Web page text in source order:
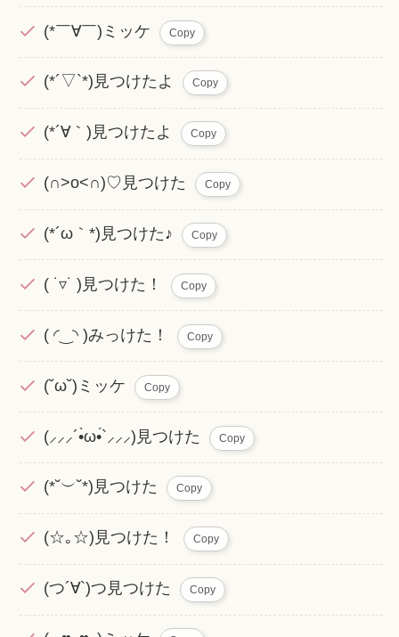
(*￣∀￣)ミッケ Copy
(*´▽`*)見つけたよ Copy
(*´∀｀)見つけたよ Copy
(∩˃o˂∩)♡見つけた Copy
(*´ω｀*)見つけた♪ Copy
( ˙▿˙ )見つけた！ Copy
( ◜‿◝ )みっけた！ Copy
(˘ω˘)ミッケ Copy
(⸝⸝⸝´•̀ω•́`⸝⸝⸝)見つけた Copy
(*˘︶˘*)見つけた Copy
(☆｡☆)見つけた！ Copy
(つ´∀`)つ見つけた Copy